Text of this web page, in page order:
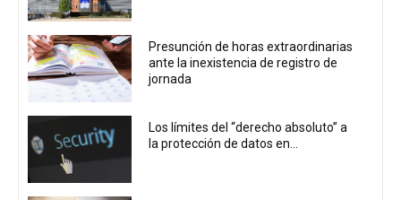
Presunción de horas extraordinarias
ante la inexistencia de registro de
jornada
Los límites del “derecho absoluto” a
la protección de datos en...